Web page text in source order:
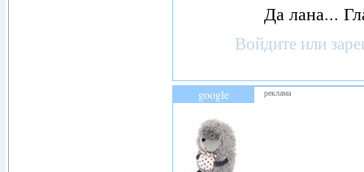
Да лана...
Войдите или
google реклама